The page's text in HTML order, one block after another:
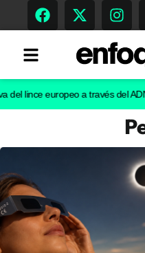
Gastronomía
europeo a través del ADN